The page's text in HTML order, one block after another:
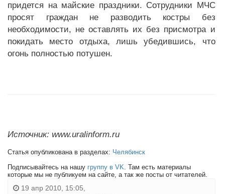
придется на майские праздники. Сотрудники МЧС
просят граждан не разводить костры без
необходимости, не оставлять их без присмотра и
покидать место отдыха, лишь убедившись, что
огонь полностью потушен.
Источник: www.uralinform.ru
Статья опубликована в разделах: Челябинск
Подписывайтесь на нашу группу в VK. Там есть материалы
которые мы не публикуем на сайте, а так же посты от читателей.
19 апр 2010, 15:05,